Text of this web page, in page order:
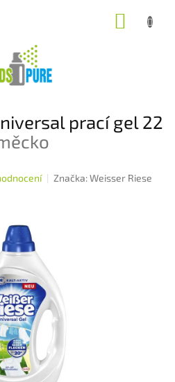
prací gel 22
Značka:Weisser Riese